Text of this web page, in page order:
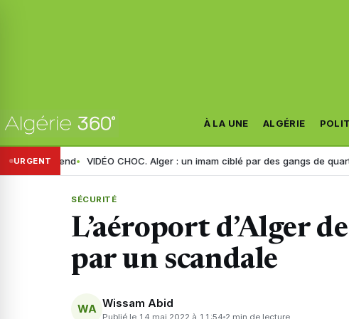
À LA UNE ALGÉRIE
URGENTVIDÉO CHOC. Alger : un imam ciblé par des gangs de quartier juste
SÉCURITÉ
L’aéroport d’Alger
par un scandale
WA Wissam Abid
Publié le 14 mai 2022 à 11:54 2 min de lecture